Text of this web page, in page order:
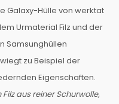
Galaxy-Hülle von werktat
Urmaterial Filz und der
Samsunghüllen
zu Beispiel der
Eigenschaften.
aus reiner Schurwolle,